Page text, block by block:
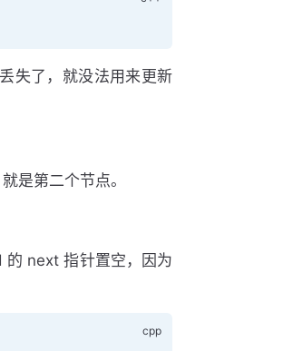
失了，就没法用来更新
是第二个节点。
的 next 指针置空，因为